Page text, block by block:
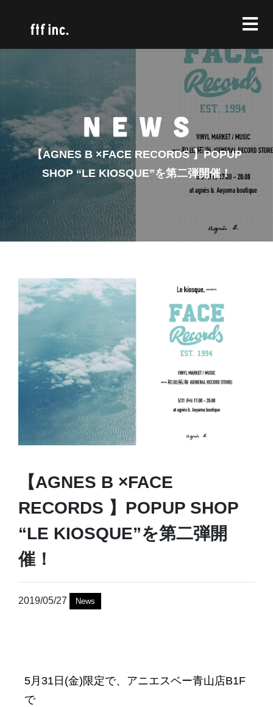
【AGNES B ×FACE RECORDS 】POPUP
SHOP “LE KIOSQUE”を第二弾開催！
【AGNES B ×FACE
RECORDS 】POPUP SHOP
“LE KIOSQUE”を第二弾開
催！
2019/05/27 News
5月31日(金)限定で、アニエスベー青山店B1F
で